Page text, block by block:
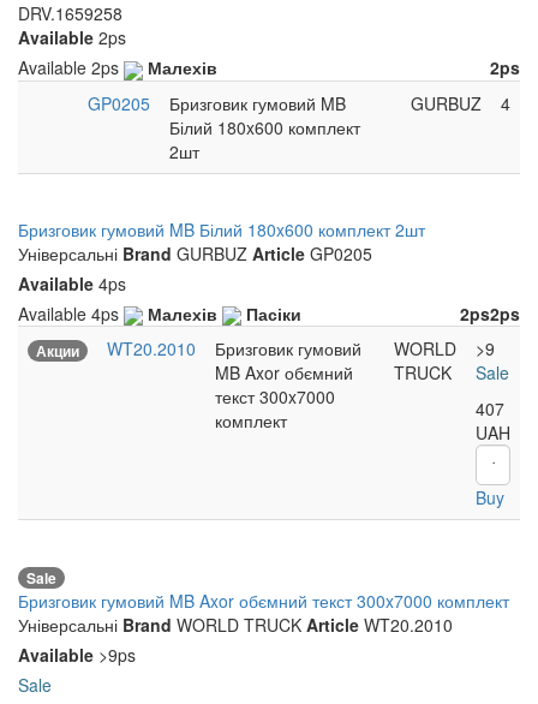
DRV.1659258
Available 2ps
Available 2ps Малехів
2ps
GP0205
Бризговик гумовий MB
Білий 180x600 комплект
2шт
GURBUZ 4
Бризговик гумовий MB Білий 180x600 комплект 2шт
Універсальні Brand GURBUZ Article GP0205
Available 4ps
Available 4ps Малехів 2ps
Пасіки 2ps
Акции WT20.2010
Бризговик гумовий
MB Axor обємний
текст 300x7000
комплект
WORLD
TRUCK
>9
Sale
407
UAH
Buy
Sale
Бризговик гумовий MB Axor обємний текст 300x7000 комплект
Універсальні Brand WORLD TRUCK Article WT20.2010
Available >9ps
Sale